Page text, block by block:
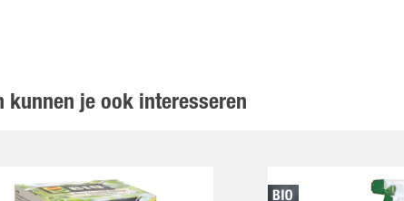
kunnen je ook interesseren